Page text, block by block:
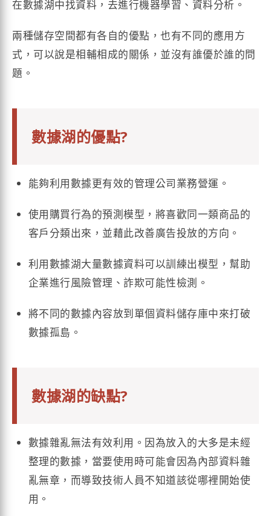
在數據湖中找資料，去進行機器學習、資料分析。
兩種儲存空間都有各自的優點，也有不同的應用方
式，可以說是相輔相成的關係，並沒有誰優於誰的問
題。
數據湖的優點?
能夠利用數據更有效的管理公司業務營運。
使用購買行為的預測模型，將喜歡同一類商品的
客戶分類出來，並藉此改善廣告投放的方向。
利用數據湖大量數據資料可以訓練出模型，幫助
企業進行風險管理、詐欺可能性檢測。
將不同的數據內容放到單個資料儲存庫中來打破
數據孤島。
數據湖的缺點?
數據雜亂無法有效利用。因為放入的大多是未經
整理的數據，當要使用時可能會因為內部資料雜
亂無章，而導致技術人員不知道該從哪裡開始使
用。